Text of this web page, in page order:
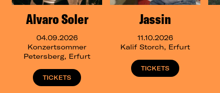
Alvaro Soler
04.09.2026
Konzertsommer
Petersberg, Erfurt
TICKETS
Jassin
11.10.2026
Kalif Storch, Erfurt
TICKETS